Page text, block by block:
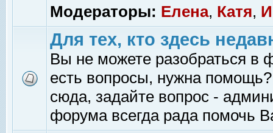
Модераторы: Елена, Катя,
Для тех, кто здесь
Вы не можете разобраться в
есть вопросы, нужна помощь?
сюда, задайте вопрос -
форума всегда рада помочь